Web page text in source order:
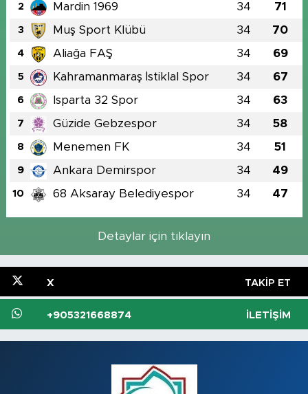
2 Mardin 1969 34 71
3 Muş Sport Klübü 34 70
4 Aliağa FAŞ 34 69
5 Kahramanmaraş İstiklal Spor 34 67
6 Isparta 32 Spor 34 63
7 Güzide Gebzespor 34 58
8 Menemen FK 34 51
9 Ankara Demirspor 34 49
10 68 Aksaray Belediyespor 34 47
Detaylar için tıklayın
X TAKIP ET
+905321668874 İLETIŞIM